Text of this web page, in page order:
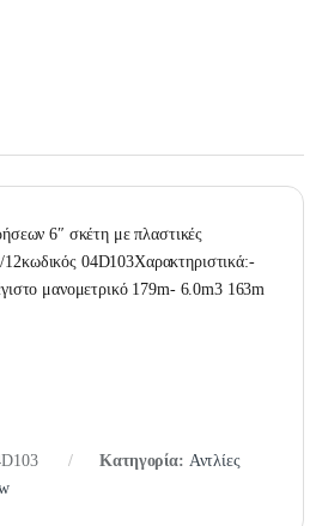
6″ σκέτη με πλαστικές
04D103Χαρακτηριστικά:-
μανομετρικό 179m- 6.0m3 163m
Κατηγορία: Αντλίες